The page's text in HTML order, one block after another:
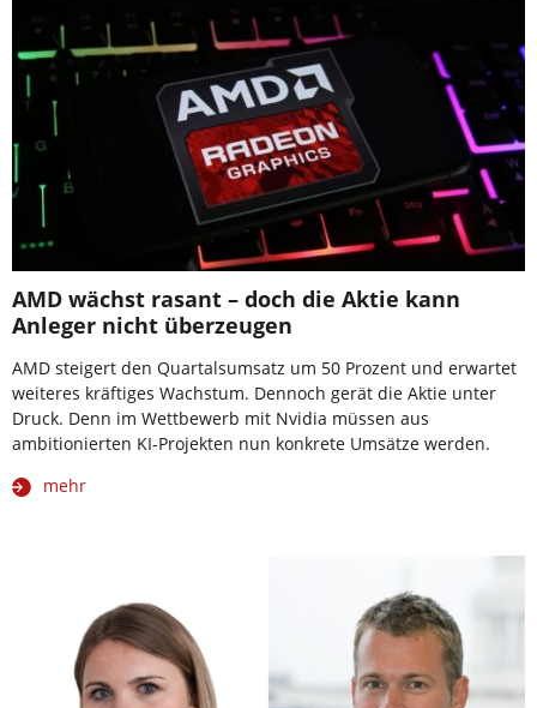
AMD wächst rasant – doch die Aktie kann
Anleger nicht überzeugen
AMD steigert den Quartalsumsatz um 50 Prozent und erwartet
weiteres kräftiges Wachstum. Dennoch gerät die Aktie unter
Druck. Denn im Wettbewerb mit Nvidia müssen aus
ambitionierten KI-Projekten nun konkrete Umsätze werden.
mehr